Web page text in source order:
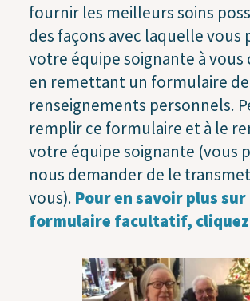
fournir les meilleurs soins
des façons avec laquelle vous
votre équipe soignante à
en remettant un formulaire de
renseignements personnels.
remplir ce formulaire et à le
votre équipe soignante (vous
nous demander de le
vous). Pour en savoir plus sur
formulaire facultatif,